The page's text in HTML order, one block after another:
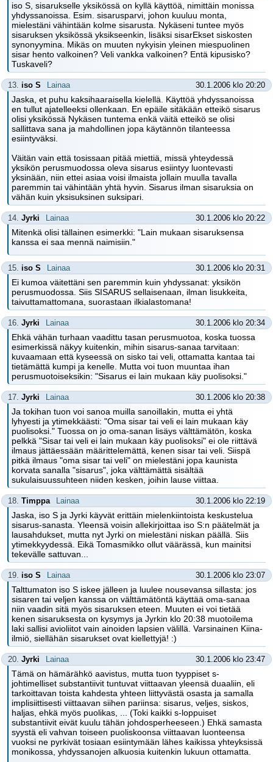
iso S, sisarukselle yksikössä on kyllä käyttöä, nimittäin monissa
yhdyssanoissa. Esim. sisarusparvi, johon kuuluu monta,
mielestäni vähintään kolme sisarusta. Nykäseni tuntee myös
sisaruksen yksikössä yksikseenkin, lisäksi sisarEkset siskosten
synonyymina. Mikäs on muuten nykyisin yleinen miespuolinen
sisar hento valkoinen? Veli vankka valkoinen? Entä kipusisko?
Tuskaveli?
13. iso S Lainaa 30.1.2006 klo 20:20
Jaska, et puhu kaksihaaraisella kielellä. Käyttöä yhdyssanoissa
en tullut ajatelleeksi ollenkaan. En epäile sitäkään etteikö sisarus
olisi yksikössä Nykäsen tuntema enkä väitä etteikö se olisi
sallittava sana ja mahdollinen jopa käytännön tilanteessa
esiintyväksi.
Väitän vain että tosissaan pitää miettiä, missä yhteydessä
yksikön perusmuodossa oleva sisarus esiintyy luontevasti
yksinään, niin ettei asiaa voisi ilmaista jollain muulla tavalla
paremmin tai vähintään yhtä hyvin. Sisarus ilman sisaruksia on
vähän kuin yksisuksinen suksipari.
14. Jyrki Lainaa 30.1.2006 klo 20:22
Mitenkä olisi tällainen esimerkki: "Lain mukaan sisaruksensa
kanssa ei saa mennä naimisiin."
15. iso S Lainaa 30.1.2006 klo 20:31
Ei kumoa väitettäni sen paremmin kuin yhdyssanat: yksikön
perusmuodossa. Siis SISARUS sellaisenaan, ilman lisukkeita,
taivuttamattomana, suorastaan ilkialastomana!
16. Jyrki Lainaa 30.1.2006 klo 20:34
Ehkä vähän turhaan vaadittu tasan perusmuotoa, koska tuossa
esimerkissä näkyy kuitenkin, mihin sisarus-sanaa tarvitaan:
kuvaamaan että kyseessä on sisko tai veli, ottamatta kantaa tai
tietämättä kumpi ja kenelle. Mutta voi tuon muuntaa ihan
perusmuotoiseksikin: "Sisarus ei lain mukaan käy puolisoksi."
17. Jyrki Lainaa 30.1.2006 klo 20:38
Ja tokihan tuon voi sanoa muilla sanoillakin, mutta ei yhtä
lyhyesti ja ytimekkäästi: "Oma sisar tai veli ei lain mukaan käy
puolisoksi." Tuossa on jo oma-sanan lisäys välttämätön, koska
pelkkä "Sisar tai veli ei lain mukaan käy puolisoksi" ei ole riittävä
ilmaus jättäessään määrittelemättä, kenen sisar tai veli. Siispä
pitkä ilmaus "oma sisar tai veli" on mielestäni jopa kaunista
korvata sanalla "sisarus", joka välttämättä sisältää
sukulaisuussuhteen niiden kesken, joihin lause viittaa.
18. Timppa Lainaa 30.1.2006 klo 22:19
Jaska, iso S ja Jyrki käyvät erittäin mielenkiintoista keskustelua
sisarus-sanasta. Yleensä voisin allekirjoittaa iso S:n päätelmät ja
lausahdukset, mutta nyt Jyrki on mielestäni niskan päällä. Siis
ytimekkyydessä. Eikä Tomasmikko ollut väärässä, kun mainitsi
tekevälle sattuvan...
19. iso S Lainaa 30.1.2006 klo 23:07
Talttumaton iso S iskee jälleen ja luulee nousevansa sillasta: jos
sisaren tai veljen kanssa on välttämätöntä käyttää oma-sanaa
niin vaadin sitä myös sisaruksen eteen. Muuten ei voi tietää
kenen sisaruksesta on kysymys ja Jyrkin klo 20:38 muotoilema
laki sallisi avioliitot vain ainoiden lapsien välillä. Varsinainen Kiina-
ilmiö, siellähän sisarukset ovat kiellettyjä! :)
20. Jyrki Lainaa 30.1.2006 klo 23:47
Tämä on hämärähkö aavistus, mutta tuon tyyppiset s-
johtimelliset substantiivit tuntuvat viittaavan yleensä duaaliin, eli
tarkoittavan toista kahdesta yhteen liittyvästä osasta ja samalla
implisiittisesti viittaavan siihen pariinsa: sisarus, veljes, siskos,
haljas, ehkä myös puolikas, ... (Toki kaikki s-loppuiset
substantiivit eivät kuulu tähän johdosperheeseen.) Ehkä samasta
syystä eli vahvan toiseen puoliskoonsa viittaavan luonteensa
vuoksi ne pyrkivät tosiaan esiintymään lähes kaikissa yhteyksissä
monikossa, yhdyssanojen alkuosia kuitenkin lukuun ottamatta.